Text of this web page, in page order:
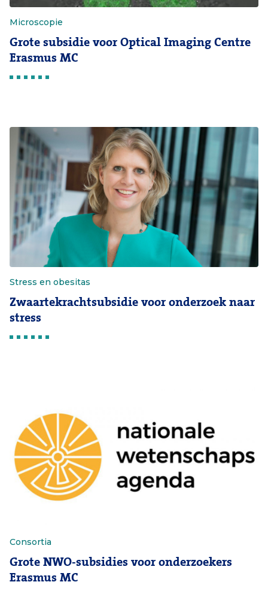
Microscopie
Grote subsidie voor Optical Imaging Centre
Erasmus MC
Stress en obesitas
Zwaartekrachtsubsidie voor onderzoek naar
stress
Consortia
Grote NWO-subsidies voor onderzoekers
Erasmus MC